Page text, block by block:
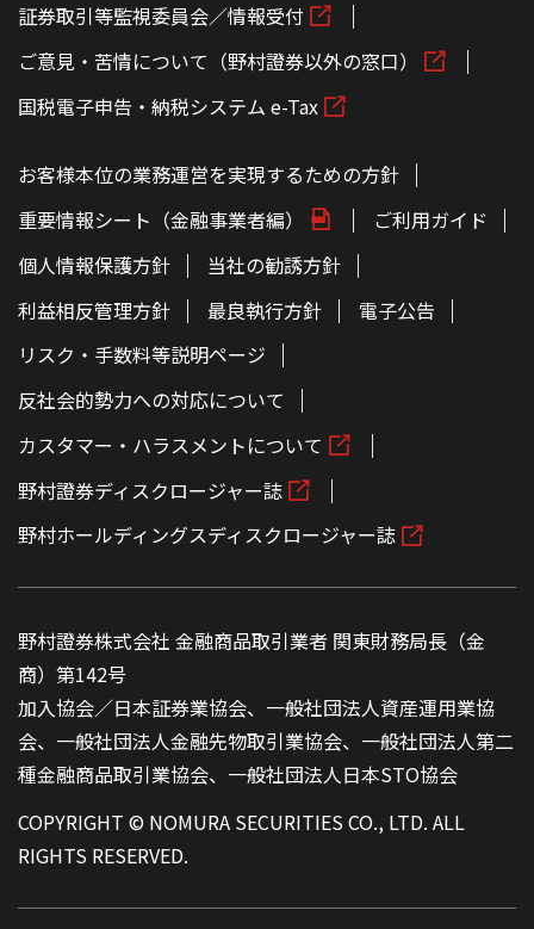
証券取引等監視委員会／情報受付
ご意見・苦情について（野村證券以外の窓口）
国税電子申告・納税システム e-Tax
お客様本位の業務運営を実現するための方針
重要情報シート（金融事業者編）
ご利用ガイド
個人情報保護方針
当社の勧誘方針
利益相反管理方針
最良執行方針
電子公告
リスク・手数料等説明ページ
反社会的勢力への対応について
カスタマー・ハラスメントについて
野村證券ディスクロージャー誌
野村ホールディングスディスクロージャー誌
野村證券株式会社 金融商品取引業者 関東財務局長（金
商）第142号
加入協会／日本証券業協会、一般社団法人資産運用業協
会、一般社団法人金融先物取引業協会、一般社団法人第二
種金融商品取引業協会、一般社団法人日本STO協会
COPYRIGHT © NOMURA SECURITIES CO., LTD. ALL
RIGHTS RESERVED.